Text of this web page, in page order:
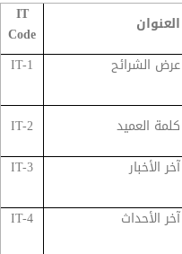
العنوان
IT
Code
عرض الشرائح IT-1
كلمة العميد
IT-2
آخر الأخبار IT-3
آخر الأحداث IT-4